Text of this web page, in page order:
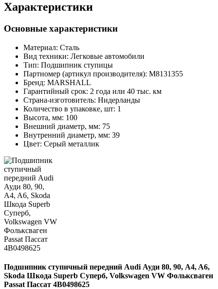
Характеристики
Основные характеристики
Материал: Сталь
Вид техники: Легковые автомобили
Тип: Подшипник ступицы
Партномер (артикул производителя): M8131355
Бренд: MARSHALL
Гарантийный срок: 2 года или 40 тыс. км
Страна-изготовитель: Нидерланды
Количество в упаковке, шт: 1
Высота, мм: 100
Внешний диаметр, мм: 75
Внутренний диаметр, мм: 39
Цвет: Серый металлик
Подшипник ступичный передний Audi Ауди 80, 90, A4, A6,
Skoda Шкода Superb Суперб, Volkswagen VW Фольксваген
Passat Пассат 4B0498625